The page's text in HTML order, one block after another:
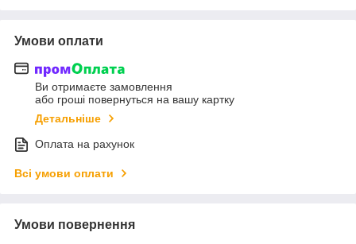
Умови оплати
Ви отримаєте замовлення
або гроші повернуться на вашу картку
Детальніше
Оплата на рахунок
Всі умови оплати
Умови повернення